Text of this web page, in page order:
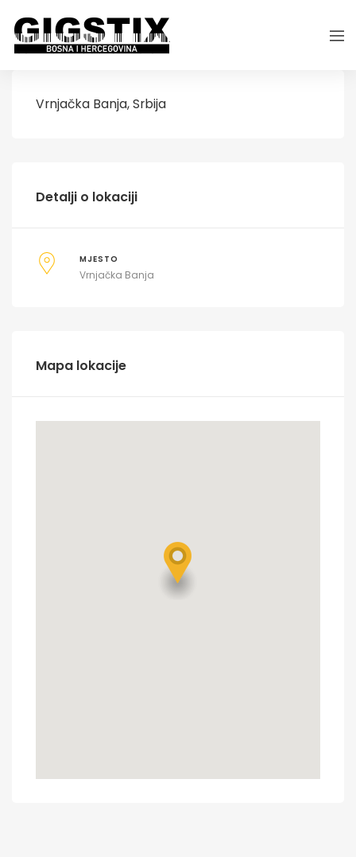
Vrnjačka Banja, Srbija
Detalji o lokaciji
MJESTO
Vrnjačka Banja
Mapa lokacije